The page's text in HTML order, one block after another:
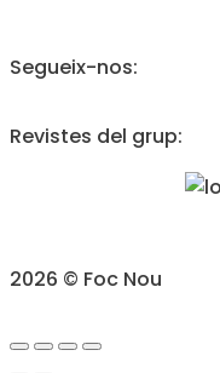
Segueix-nos:
Revistes del grup:
2026 © Foc Nou